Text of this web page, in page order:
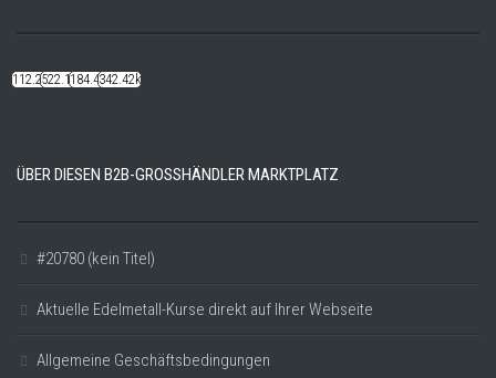
112.22k522.14k184.48k342.42k
ÜBER DIESEN B2B-GROSSHÄNDLER MARKTPLATZ
#20780 (kein Titel)
Aktuelle Edelmetall-Kurse direkt auf Ihrer Webseite
Allgemeine Geschäftsbedingungen